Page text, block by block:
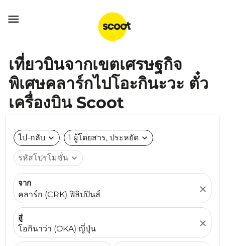

เที่ยวบินจากเขตเศรษฐกิจ
พิเศษคลาร์กไปโอะกินะวะ ตั๋ว
เครื่องบิน Scoot
ไป-กลับ expand_more 1 ผู้โดยสาร, ประหยัด expand_more
รหัสโปรโมชั่น expand_more
จาก
คลาร์ก (CRK) ฟิลิปปินส์
close
สู่
โอกินาว่า (OKA) ญี่ปุ่น
close